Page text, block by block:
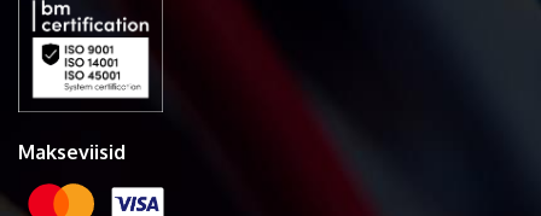
Makseviisid